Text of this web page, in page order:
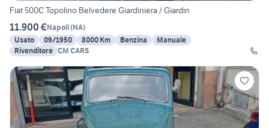
Fiat 500C Topolino Belvedere Giardiniera / Giardin
11.900 €Napoli(NA)
Usato
09/1950 8000 Km Benzina
Manuale
Rivenditore CM CARS